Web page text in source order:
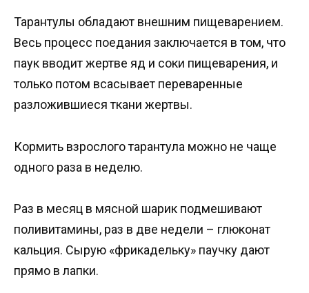
Тарантулы обладают внешним пищеварением.
Весь процесс поедания заключается в том, что
паук вводит жертве яд и соки пищеварения, и
только потом всасывает переваренные
разложившиеся ткани жертвы.
Кормить взрослого тарантула можно не чаще
одного раза в неделю.
Раз в месяц в мясной шарик подмешивают
поливитамины, раз в две недели – глюконат
кальция. Сырую «фрикадельку» паучку дают
прямо в лапки.